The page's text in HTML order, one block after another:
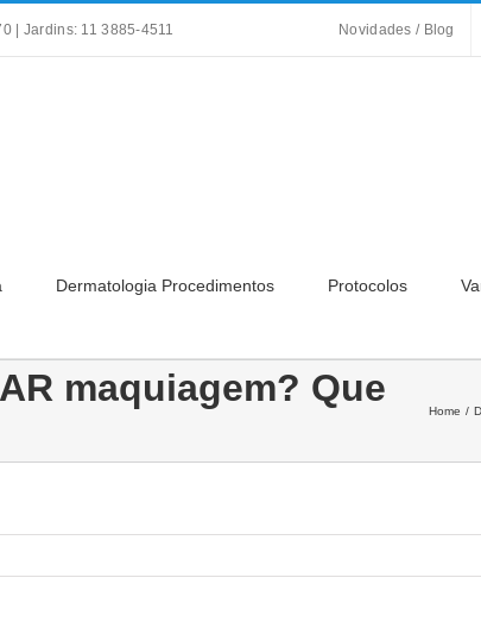
| Jardins: 11 3885-4511 Novidades / Blog
Dermatologia Procedimentos Protocolos
maquiagem? Que
Home